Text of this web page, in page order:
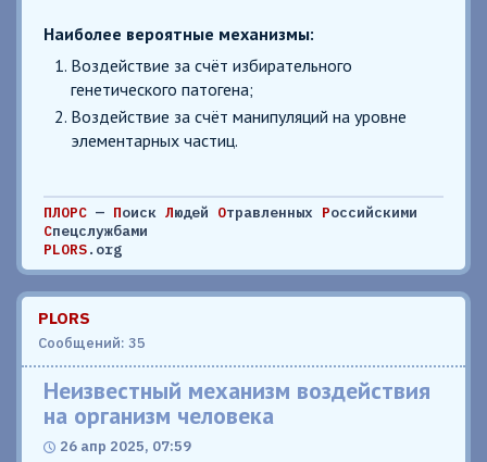
Наиболее вероятные механизмы:
Воздействие за счёт избирательного
генетического патогена;
Воздействие за счёт манипуляций на уровне
элементарных частиц.
ПЛОРС — Поиск Людей Отравленных Российскими
Спецслужбами
PLORS.org
PLORS
Сообщений: 35
Неизвестный механизм воздействия
на организм человека
26 апр 2025, 07:59